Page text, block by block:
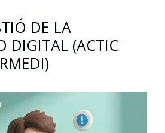
DE LA
DIGITAL (ACTIC